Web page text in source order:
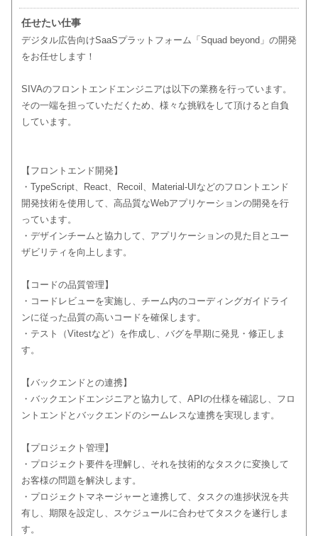
任せたい仕事
デジタル広告向けSaaSプラットフォーム「Squad beyond」の開発
をお任せします！
SIVAのフロントエンドエンジニアは以下の業務を行っています。
その一端を担っていただくため、様々な挑戦をして頂けると自負
しています。
【フロントエンド開発】
・TypeScript、React、Recoil、Material-UIなどのフロントエンド
開発技術を使用して、高品質なWebアプリケーションの開発を行
っています。
・デザインチームと協力して、アプリケーションの見た目とユー
ザビリティを向上します。
【コードの品質管理】
・コードレビューを実施し、チーム内のコーディングガイドライ
ンに従った品質の高いコードを確保します。
・テスト（Vitestなど）を作成し、バグを早期に発見・修正しま
す。
【バックエンドとの連携】
・バックエンドエンジニアと協力して、APIの仕様を確認し、フロ
ントエンドとバックエンドのシームレスな連携を実現します。
【プロジェクト管理】
・プロジェクト要件を理解し、それを技術的なタスクに変換して
お客様の問題を解決します。
・プロジェクトマネージャーと連携して、タスクの進捗状況を共
有し、期限を設定し、スケジュールに合わせてタスクを遂行しま
す。